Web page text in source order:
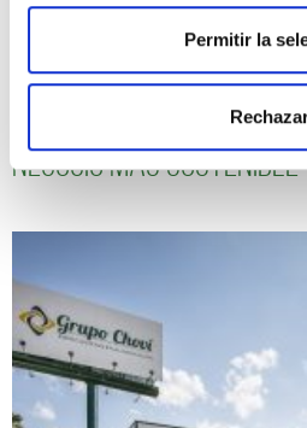
Permitir la
Seguimos avanzando
negocio más